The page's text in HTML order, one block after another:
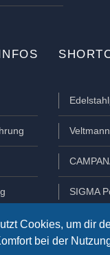
Cookies, um dir
bei der
SIGMA
Lamellen